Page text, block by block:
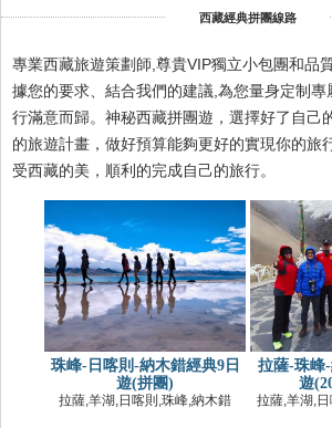
西藏經典拼團線路
專業西藏旅遊策劃師,尊貴VIP獨立小包團和品
據您的要求、結合我們的建議,為您量身定制專
行滿意而歸。神秘西藏拼團遊，選擇好了自己
的旅遊計畫，做好預算能夠更好的實現你的旅
受西藏的美，順利的完成自己的旅行。
珠峰-日喀則-納木錯經典9日
遊(拼團)
拉薩,羊湖,日喀則,珠峰,納木錯
拉薩-珠峰
遊
拉薩,羊湖,